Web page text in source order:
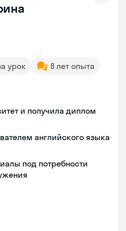
урок 8 лет опыта
и получила диплом
английского языка
под потребности